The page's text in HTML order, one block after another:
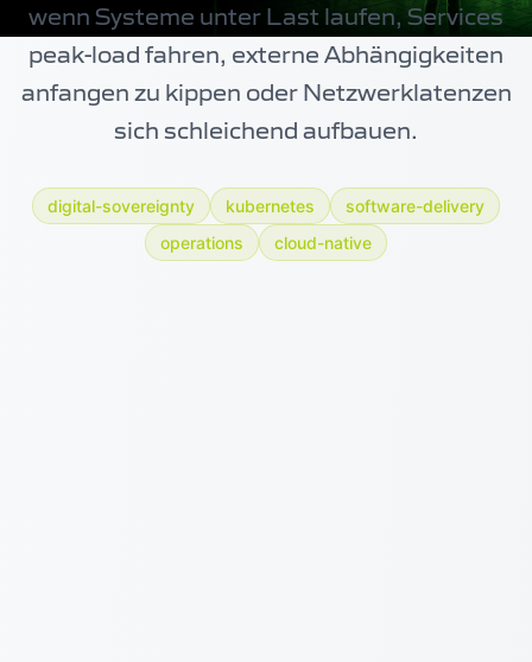
wenn Systeme unter Last laufen, Services
peak-load fahren, externe Abhängigkeiten
anfangen zu kippen oder Netzwerklatenzen
sich schleichend aufbauen.
digital-sovereignty kubernetes
software-delivery
operations
cloud-native